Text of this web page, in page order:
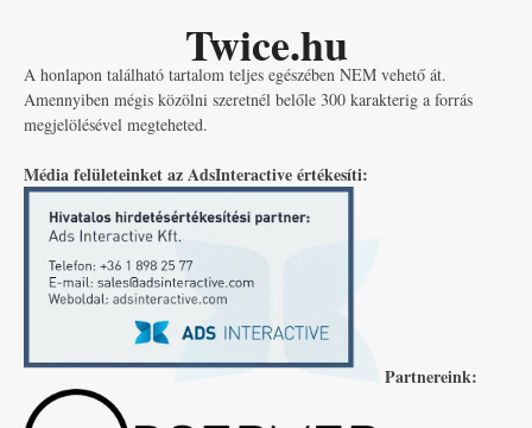
Twice.hu
A honlapon található tartalom teljes egészében NEM vehető át.
Amennyiben mégis közölni szeretnél belőle 300 karakterig a forrás
megjelölésével megteheted.
Média felületeinket az AdsInteractive értékesíti:
Partnereink: